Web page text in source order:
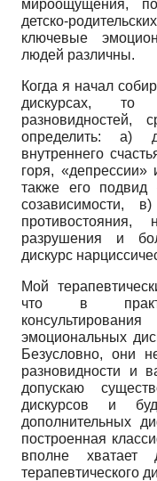
мироощущения,
детско-
ключевые
людей различны.
Когда я начал
дискурсах, то
разновидностей,
определить: а)
внутреннего
горя, «депрессии»
также его подвид
созависи­мости,
противостояния,
разрушения и
дискурс
Мой
что в
эмоциональных
Безусловно, они
разновидности и
допускаю
дискурсов и
дополнительных
построенная
вполне хватает
терапевтического